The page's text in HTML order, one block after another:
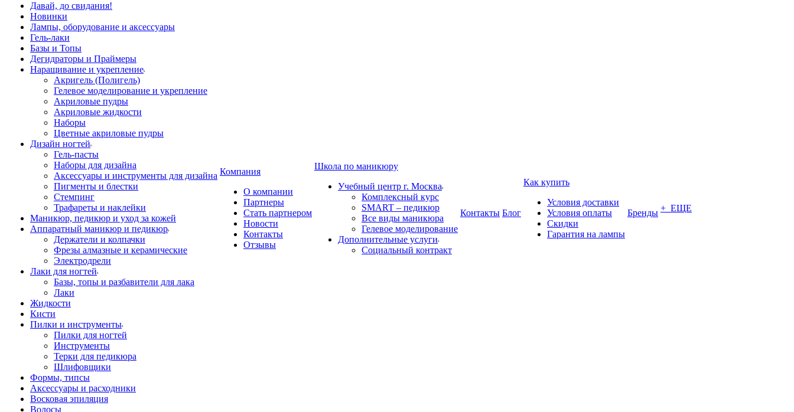
Давай, до свидания!
Новинки
Лампы, оборудование и аксессуары
Гель-лаки
Базы и Топы
Дегидраторы и Праймеры
Наращивание и укрепление
Акригель (Полигель)
Гелевое моделирование и укрепление
Акриловые пудры
Акриловые жидкости
Наборы
Цветные акриловые пудры
Дизайн ногтей
Гель-пасты
Наборы для дизайна
Аксессуары и инструменты для дизайна
Пигменты и блестки
Стемпинг
Трафареты и наклейки
Маникюр, педикюр и уход за кожей
Аппаратный маникюр и педикюр
Держатели и колпачки
Фрезы алмазные и керамические
Электродрели
Лаки для ногтей
Базы, топы и разбавители для лака
Лаки
Жидкости
Кисти
Пилки и инструменты
Пилки для ногтей
Инструменты
Терки для педикюра
Шлифовщики
Формы, типсы
Аксессуары и расходники
Восковая эпиляция
Волосы
Компания
О компании
Партнеры
Стать партнером
Новости
Контакты
Отзывы
Школа по маникюру
Учебный центр г. Москва
Комплексный курс
SMART – педикюр
Все виды маникюра
Гелевое моделирование
Дополнительные услуги
Социальный контракт
Контакты Блог
Как купить
Условия доставки
Условия оплаты
Скидки
Гарантия на лампы
Бренды + ЕЩЕ